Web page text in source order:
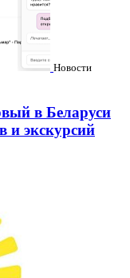
Новости
в Беларуси
и экскурсий